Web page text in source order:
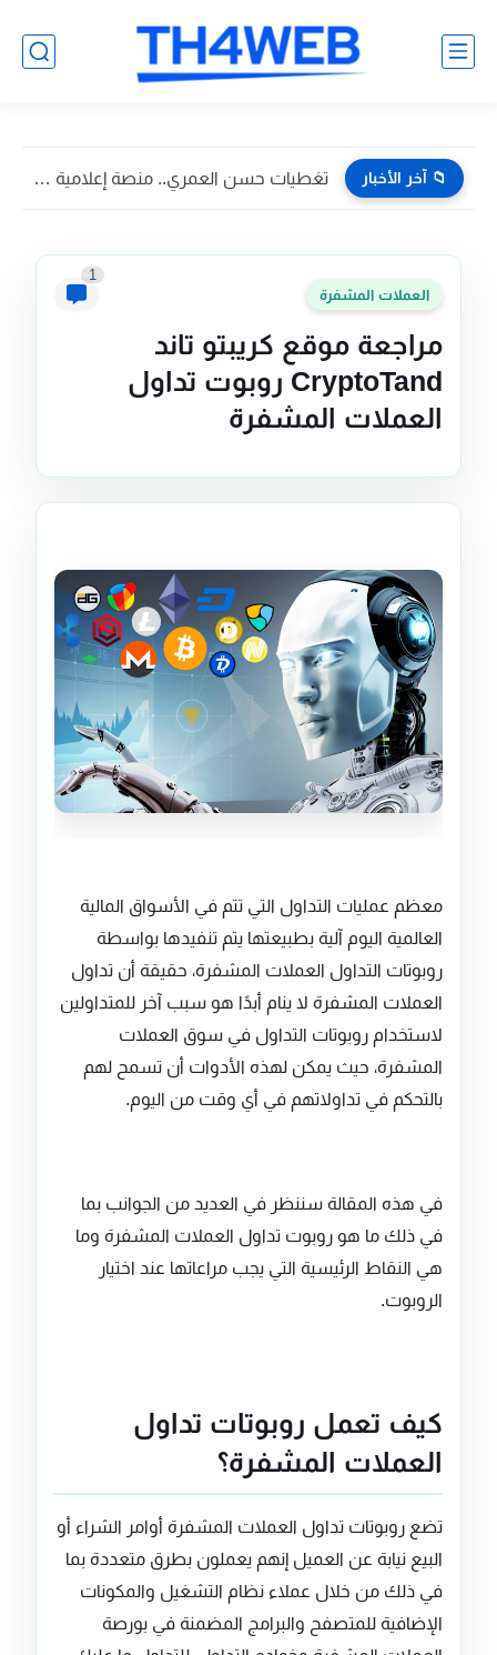
📁 آخر الأخبار تغطيات حسن العمري.. منصة إعلامية تسويقية تواكب أبرز فعاليات وأخبار...
العملات المشفرة
1
مراجعة موقع كريبتو تاند
CryptoTand روبوت تداول
العملات المشفرة
معظم عمليات التداول التي تتم في الأسواق المالية
العالمية اليوم آلية بطبيعتها يتم تنفيدها بواسطة
روبوتات التداول العملات المشفرة، حقيقة أن تداول
العملات المشفرة لا ينام أبدًا هو سبب آخر للمتداولين
لاستخدام روبوتات التداول في سوق العملات
المشفرة، حيث يمكن لهذه الأدوات أن تسمح لهم
بالتحكم في تداولاتهم في أي وقت من اليوم.
في هذه المقالة سننظر في العديد من الجوانب بما
في ذلك ما هو روبوت تداول العملات المشفرة وما
هي النقاط الرئيسية التي يجب مراعاتها عند اختيار
الروبوت.
كيف تعمل روبوتات تداول
العملات المشفرة؟
تضع روبوتات تداول العملات المشفرة أوامر الشراء أو
البيع نيابة عن العميل إنهم يعملون بطرق متعددة بما
في ذلك من خلال عملاء نظام التشغيل والمكونات
الإضافية للمتصفح والبرامج المضمنة في بورصة